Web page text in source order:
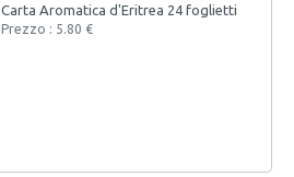
Carta Aromatica d'Eritrea 24 foglietti
Prezzo : 5.80 €